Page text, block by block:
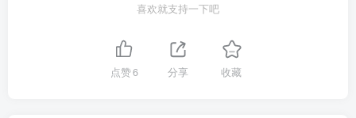
喜欢就支持一下吧
点赞6 分享 收藏